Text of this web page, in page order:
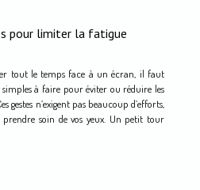
pour limiter la fatigue
tout le temps face à un écran, il faut
simples à faire pour éviter ou réduire les
gestes n’exigent pas beaucoup d’efforts,
prendre soin de vos yeux. Un petit tour